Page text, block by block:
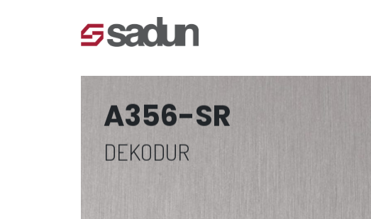
A356-SR
DEKODUR